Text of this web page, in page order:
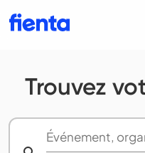
Trouvez